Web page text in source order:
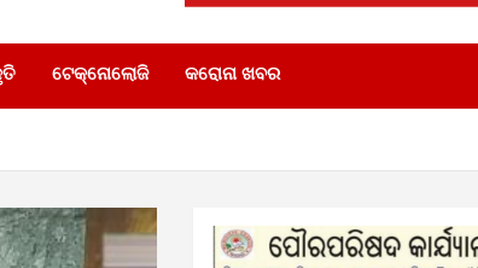
ଟେକ୍ନୋଲୋଜି କରୋନା ଖବର